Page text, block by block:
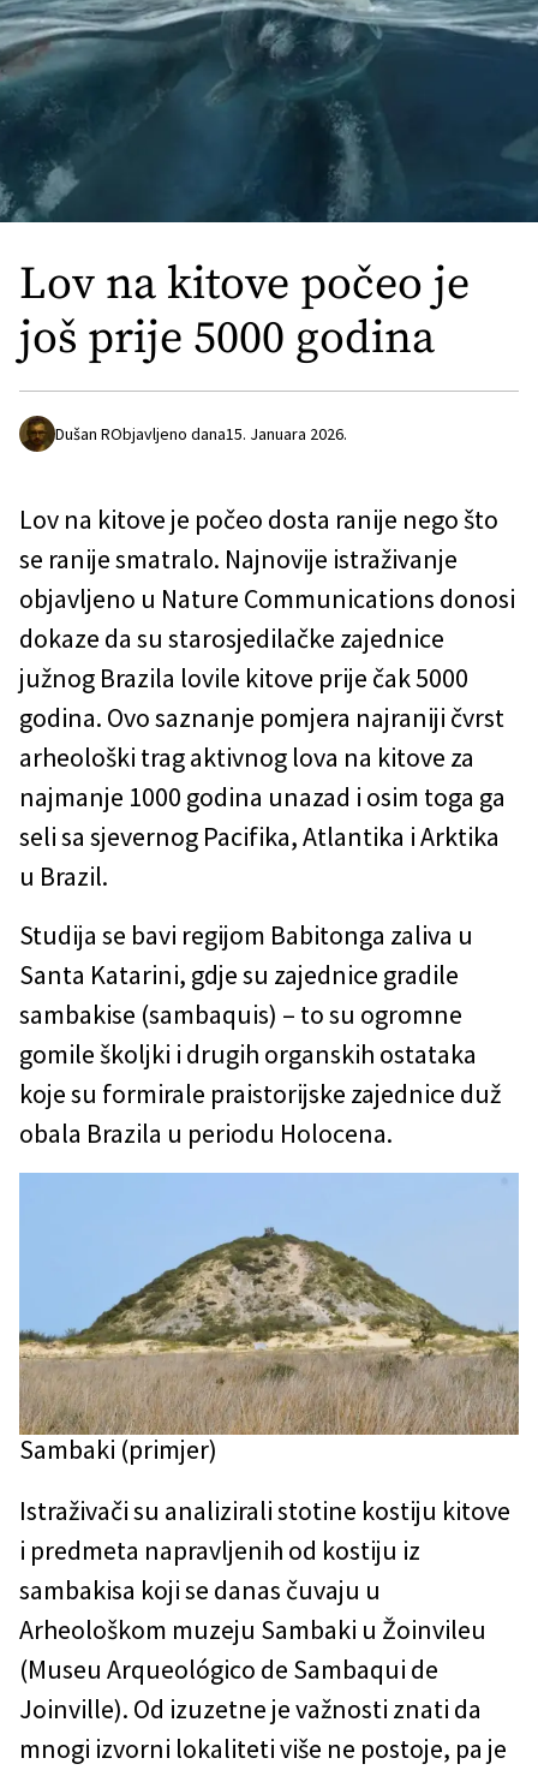
Lov na kitove počeo je
još prije 5000 godina
Dušan RObjavljeno dana15. Januara 2026.
Lov na kitove je počeo dosta ranije nego što
se ranije smatralo. Najnovije istraživanje
objavljeno u Nature Communications donosi
dokaze da su starosjedilačke zajednice
južnog Brazila lovile kitove prije čak 5000
godina. Ovo saznanje pomjera najraniji čvrst
arheološki trag aktivnog lova na kitove za
najmanje 1000 godina unazad i osim toga ga
seli sa sjevernog Pacifika, Atlantika i Arktika
u Brazil.
Studija se bavi regijom Babitonga zaliva u
Santa Katarini, gdje su zajednice gradile
sambakise (sambaquis) – to su ogromne
gomile školjki i drugih organskih ostataka
koje su formirale praistorijske zajednice duž
obala Brazila u periodu Holocena.
Sambaki (primjer)
Istraživači su analizirali stotine kostiju kitove
i predmeta napravljenih od kostiju iz
sambakisa koji se danas čuvaju u
Arheološkom muzeju Sambaki u Žoinvileu
(Museu Arqueológico de Sambaqui de
Joinville). Od izuzetne je važnosti znati da
mnogi izvorni lokaliteti više ne postoje, pa je